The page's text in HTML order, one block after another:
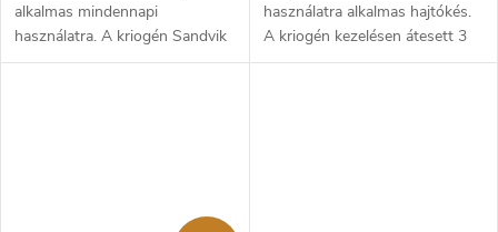
alkalmas mindennapi
használatra. A kriogén Sandvik
14C28N rozsdamentes acél
használatra alkalmas hajtókés.
A kriogén kezelésen átesett 3
mm vastag Sandvik 14C28N